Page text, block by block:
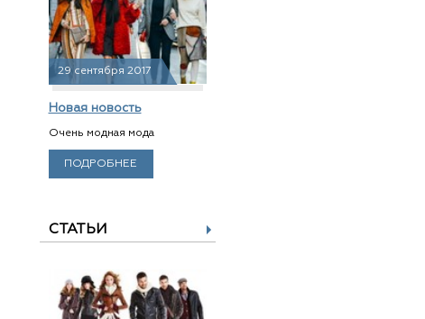
29 сентября 2017
Новая новость
Очень модная мода
ПОДРОБНЕЕ
СТАТЬИ